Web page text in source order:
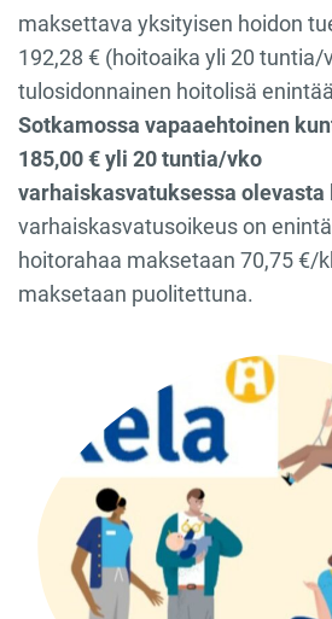
maksettava yksityisen hoidon
192,28 € (hoitoaika yli 20 tuntia/
tulosidonnainen hoitolisä
Sotkamossa vapaaehtoinen
185,00 € yli 20 tuntia/vko
varhaiskasvatuksessa olevasta
varhaiskasvatusoikeus on
hoitorahaa maksetaan 70,75 €/
maksetaan puolitettuna.